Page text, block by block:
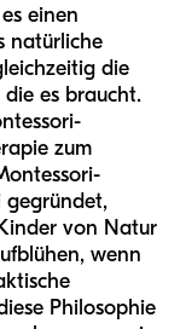
einen
natürliche
die
es braucht.
zum
gegründet,
von Natur
wenn
Philosophie